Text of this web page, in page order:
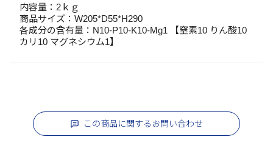
内容量：2ｋｇ
商品サイズ：W205*D55*H290
各成分の含有量：N10-P10-K10‐Mg1 【窒素10 りん酸10
カリ10 マグネシウム1】
この商品に関するお問い合わせ